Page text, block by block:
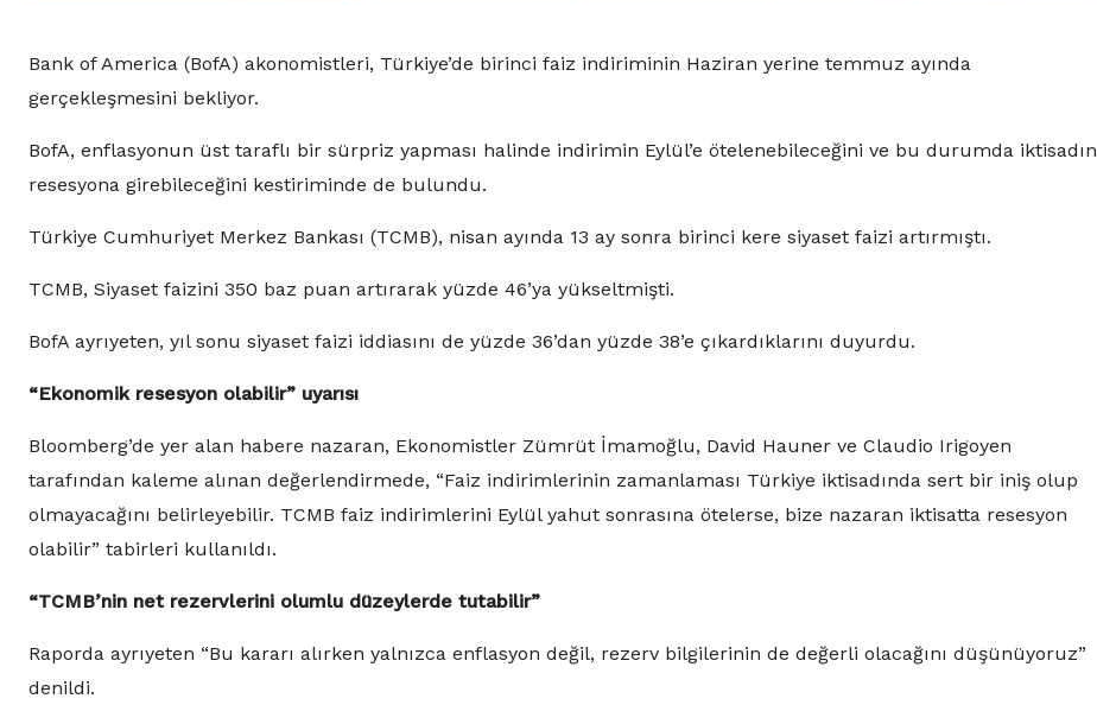
Bank of America (BofA) akonomistleri, Türkiye’de birinci faiz indiriminin Haziran yerine temmuz ayında
gerçekleşmesini bekliyor.
BofA, enflasyonun üst taraflı bir sürpriz yapması halinde indirimin Eylül’e ötelenebileceğini ve bu durumda iktisadın
resesyona girebileceğini kestiriminde de bulundu.
Türkiye Cumhuriyet Merkez Bankası (TCMB), nisan ayında 13 ay sonra birinci kere siyaset faizi artırmıştı.
TCMB, Siyaset faizini 350 baz puan artırarak yüzde 46’ya yükseltmişti.
BofA ayrıyeten, yıl sonu siyaset faizi iddiasını de yüzde 36’dan yüzde 38’e çıkardıklarını duyurdu.
“Ekonomik resesyon olabilir” uyarısı
Bloomberg’de yer alan habere nazaran, Ekonomistler Zümrüt İmamoğlu, David Hauner ve Claudio Irigoyen
tarafından kaleme alınan değerlendirmede, “Faiz indirimlerinin zamanlaması Türkiye iktisadında sert bir iniş olup
olmayacağını belirleyebilir. TCMB faiz indirimlerini Eylül yahut sonrasına ötelerse, bize nazaran iktisatta resesyon
olabilir” tabirleri kullanıldı.
“TCMB’nin net rezervlerini olumlu düzeylerde tutabilir”
Raporda ayrıyeten “Bu kararı alırken yalnızca enflasyon değil, rezerv bilgilerinin de değerli olacağını düşünüyoruz”
denildi.